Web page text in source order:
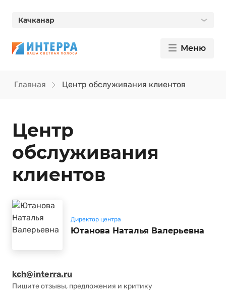
Качканар
Меню
Главная Центр обслуживания клиентов
Центр
обслуживания
клиентов
Директор центра
Ютанова Наталья Валерьевна
kch@interra.ru
Пишите отзывы, предложения и критику